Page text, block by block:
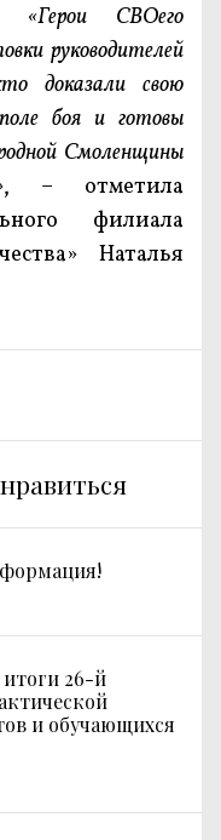
«Герои СВОего
руководителей
доказали свою
боя и готовы
Смоленщины
, – отметила
филиала
Наталья
26-й
и обучающихся